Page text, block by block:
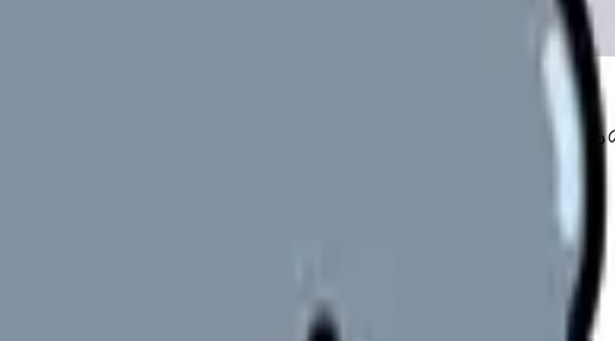
スへの問い合わせ導線を設置しています。掲載情報は公開日時点の
おける24時間対応体制の重要性が高まっています。